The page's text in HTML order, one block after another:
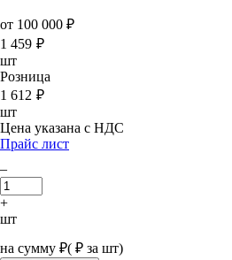
от 100 000 ₽
1 459 ₽
шт
Розница
1 612 ₽
шт
Цена указана с НДС
Прайс лист
–
+
шт
на сумму ₽( ₽ за шт)